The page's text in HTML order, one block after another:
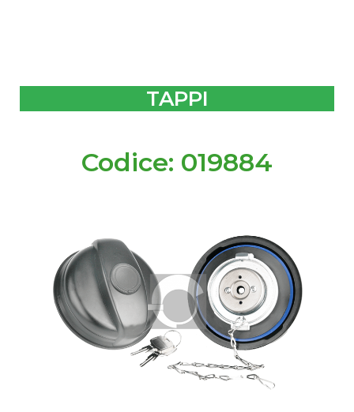
TAPPI
Codice: 019884